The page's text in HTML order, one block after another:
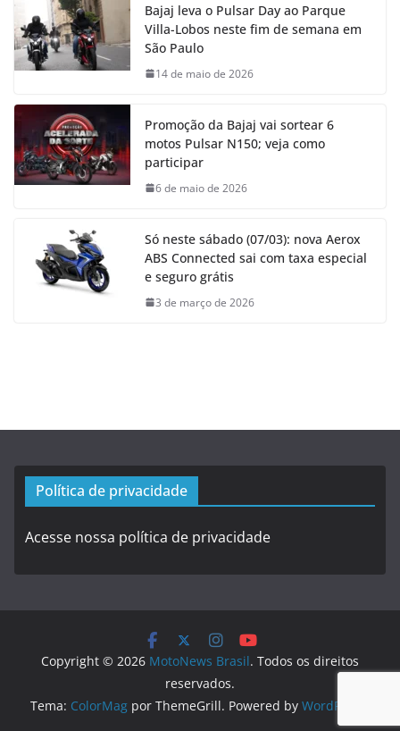
Bajaj leva o Pulsar Day ao Parque
Villa-Lobos neste fim de semana em
São Paulo
14 de maio de 2026
Promoção da Bajaj vai sortear 6
motos Pulsar N150; veja como
participar
6 de maio de 2026
Só neste sábado (07/03): nova Aerox
ABS Connected sai com taxa especial
e seguro grátis
3 de março de 2026
Política de privacidade
Acesse nossa política de privacidade
Copyright © 2026 MotoNews Brasil. Todos os direitos
reservados.
Tema: ColorMag por ThemeGrill. Powered by WordPress